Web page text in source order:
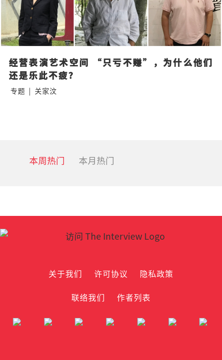
经营表演艺术空间 “只亏不赚”，为什么他们
还是乐此不疲？
专题 | 关家汶
本周热门 本月热门
关于我们 许可协议
隐私政策
联络我们
作者列表